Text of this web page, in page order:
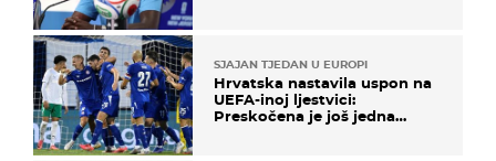
SJAJAN TJEDAN U EUROPI
Hrvatska nastavila uspon na
UEFA-inoj ljestvici:
Preskočena je još jedna